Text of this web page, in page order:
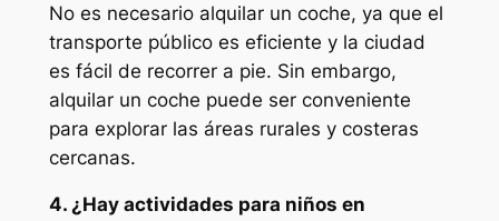
No es necesario alquilar un coche, ya que el
transporte público es eficiente y la ciudad
es fácil de recorrer a pie. Sin embargo,
alquilar un coche puede ser conveniente
para explorar las áreas rurales y costeras
cercanas.
4. ¿Hay actividades para niños en